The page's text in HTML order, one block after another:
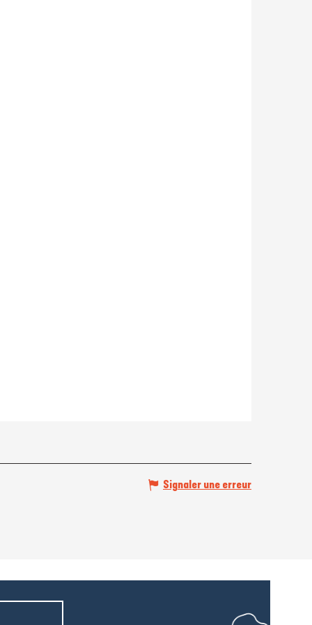
Signaler une erreur